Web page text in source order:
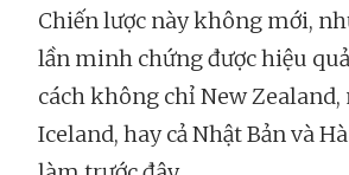
Chiến lược này không mới,
lần minh chứng được hiệu
cách không chỉ New Zealand,
Iceland, hay cả Nhật Bản và